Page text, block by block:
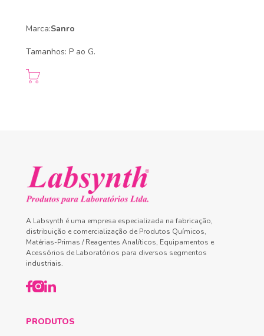
Marca:Sanro
Tamanhos: P ao G.
A Labsynth é uma empresa especializada na fabricação,
distribuição e comercialização de Produtos Químicos,
Matérias-Primas / Reagentes Analíticos, Equipamentos e
Acessórios de Laboratórios para diversos segmentos
industriais.
PRODUTOS